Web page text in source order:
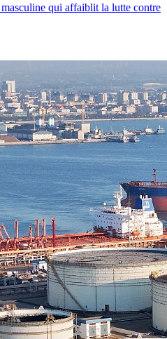
qui affaiblit la lutte contre